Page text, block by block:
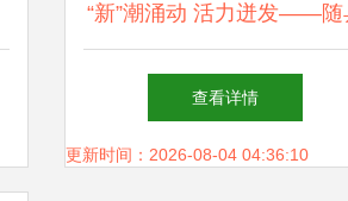
“新”潮涌动 活力迸发——随
民营经济一线观察之畜牧渔
饲料销售
查看详情
更新时间：2026-08-04 04:36:10